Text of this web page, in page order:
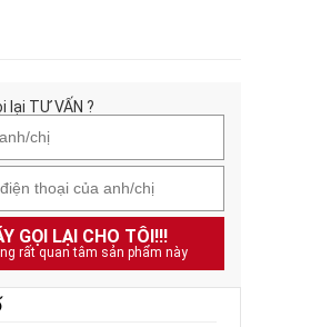
lại TƯ VẤN ?
GỌI LẠI CHO TÔI!!!
rất quan tâm sản phẩm này